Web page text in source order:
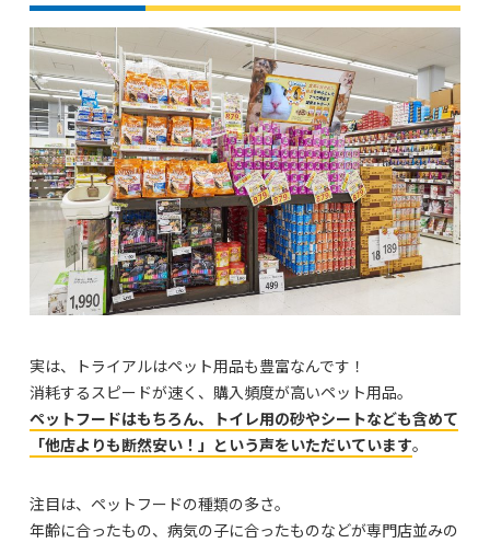
実は、トライアルはペット用品も豊富なんです！
消耗するスピードが速く、購入頻度が高いペット用品。
ペットフードはもちろん、トイレ用の砂やシートなども含めて
「他店よりも断然安い！」という声をいただいています。
注目は、ペットフードの種類の多さ。
年齢に合ったもの、病気の子に合ったものなどが専門店並みの